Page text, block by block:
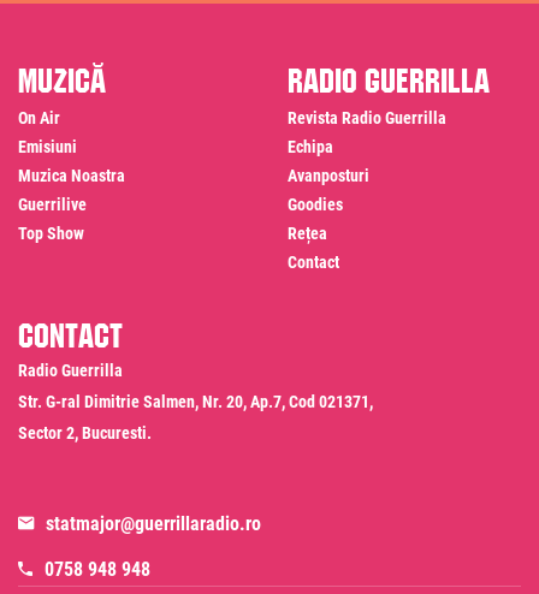
Muzică
On Air
Emisiuni
Muzica Noastra
Guerrilive
Top Show
Radio Guerrilla
Revista Radio Guerrilla
Echipa
Avanposturi
Goodies
Rețea
Contact
Contact
Radio Guerrilla
Str. G-ral Dimitrie Salmen, Nr. 20, Ap.7, Cod 021371,
Sector 2, Bucuresti.
statmajor@guerrillaradio.ro
0758 948 948